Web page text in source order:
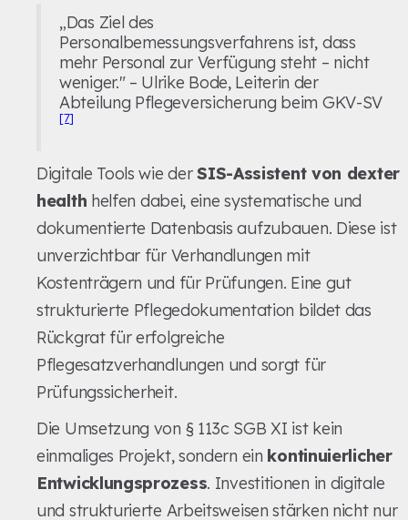
„Das Ziel des
Personalbemessungsverfahrens ist, dass
mehr Personal zur Verfügung steht – nicht
weniger." – Ulrike Bode, Leiterin der
Abteilung Pflegeversicherung beim GKV-SV
[7]
Digitale Tools wie derSIS-Assistent von dexter
health helfen dabei, eine systematische und
dokumentierte Datenbasis aufzubauen. Diese ist
unverzichtbar für Verhandlungen mit
Kostenträgern und für Prüfungen. Eine gut
strukturierte Pflegedokumentation bildet das
Rückgrat für erfolgreiche
Pflegesatzverhandlungen und sorgt für
Prüfungssicherheit.
Die Umsetzung von § 113c SGB XI ist kein
einmaliges Projekt, sondern ein kontinuierlicher
Entwicklungsprozess. Investitionen in digitale
und strukturierte Arbeitsweisen stärken nicht nur